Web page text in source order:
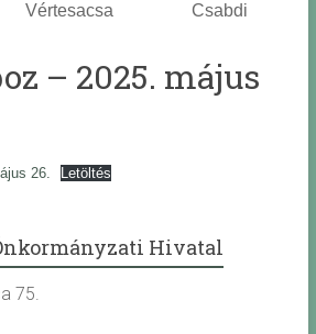
Vértesacsa Csabdi
– 2025. május
26. Letöltés
Hivatal
75.